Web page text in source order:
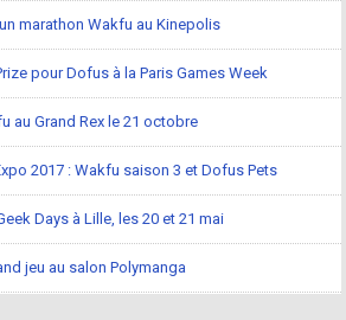
marathon Wakfu au Kinepolis
pour Dofus à la Paris Games Week
au Grand Rex le 21 octobre
2017 : Wakfu saison 3 et Dofus Pets
Days à Lille, les 20 et 21 mai
jeu au salon Polymanga